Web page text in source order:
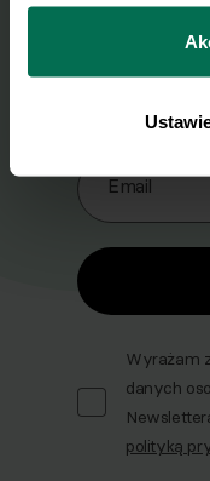
można się z nami
przetwarzamy dane
prywatności.Zapisz się
Email
Wyrażam
danych
polityką